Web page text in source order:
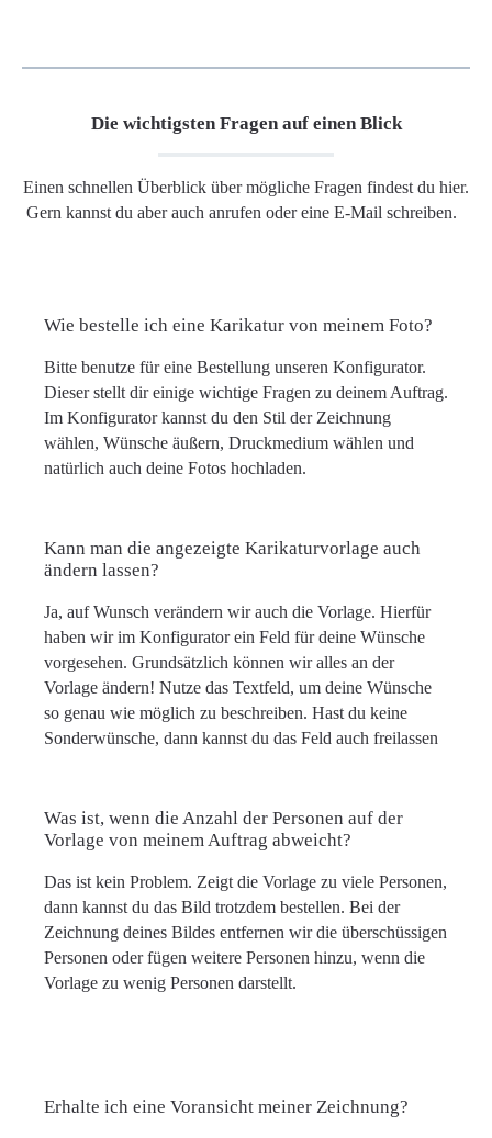
Die wichtigsten Fragen auf einen Blick
Einen schnellen Überblick über mögliche Fragen findest du hier.
Gern kannst du aber auch anrufen oder eine E-Mail schreiben.
Wie bestelle ich eine Karikatur von meinem Foto?
Bitte benutze für eine Bestellung unseren Konfigurator.
Dieser stellt dir einige wichtige Fragen zu deinem Auftrag.
Im Konfigurator kannst du den Stil der Zeichnung
wählen, Wünsche äußern, Druckmedium wählen und
natürlich auch deine Fotos hochladen.
Kann man die angezeigte Karikaturvorlage auch
ändern lassen?
Ja, auf Wunsch verändern wir auch die Vorlage. Hierfür
haben wir im Konfigurator ein Feld für deine Wünsche
vorgesehen. Grundsätzlich können wir alles an der
Vorlage ändern! Nutze das Textfeld, um deine Wünsche
so genau wie möglich zu beschreiben. Hast du keine
Sonderwünsche, dann kannst du das Feld auch freilassen
Was ist, wenn die Anzahl der Personen auf der
Vorlage von meinem Auftrag abweicht?
Das ist kein Problem. Zeigt die Vorlage zu viele Personen,
dann kannst du das Bild trotzdem bestellen. Bei der
Zeichnung deines Bildes entfernen wir die überschüssigen
Personen oder fügen weitere Personen hinzu, wenn die
Vorlage zu wenig Personen darstellt.
Erhalte ich eine Voransicht meiner Zeichnung?